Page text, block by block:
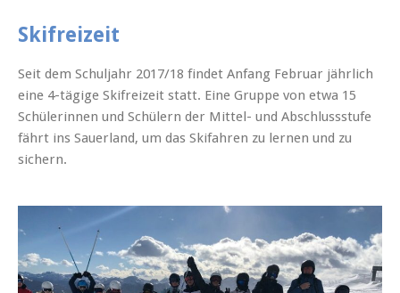
Skifreizeit
Seit dem Schuljahr 2017/18 findet Anfang Februar jährlich
eine 4-tägige Skifreizeit statt. Eine Gruppe von etwa 15
Schülerinnen und Schülern der Mittel- und Abschlussstufe
fährt ins Sauerland, um das Skifahren zu lernen und zu
sichern.